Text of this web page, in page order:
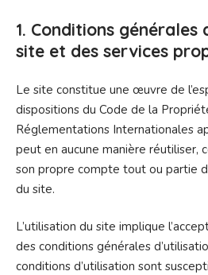
1. Conditions générales
site et des services
Le site constitue une œuvre de
dispositions du Code de la
Réglementations Internationales
peut en aucune manière réutiliser,
son propre compte tout ou partie
du site.
L’utilisation du site implique
des conditions générales
conditions d’utilisation sont